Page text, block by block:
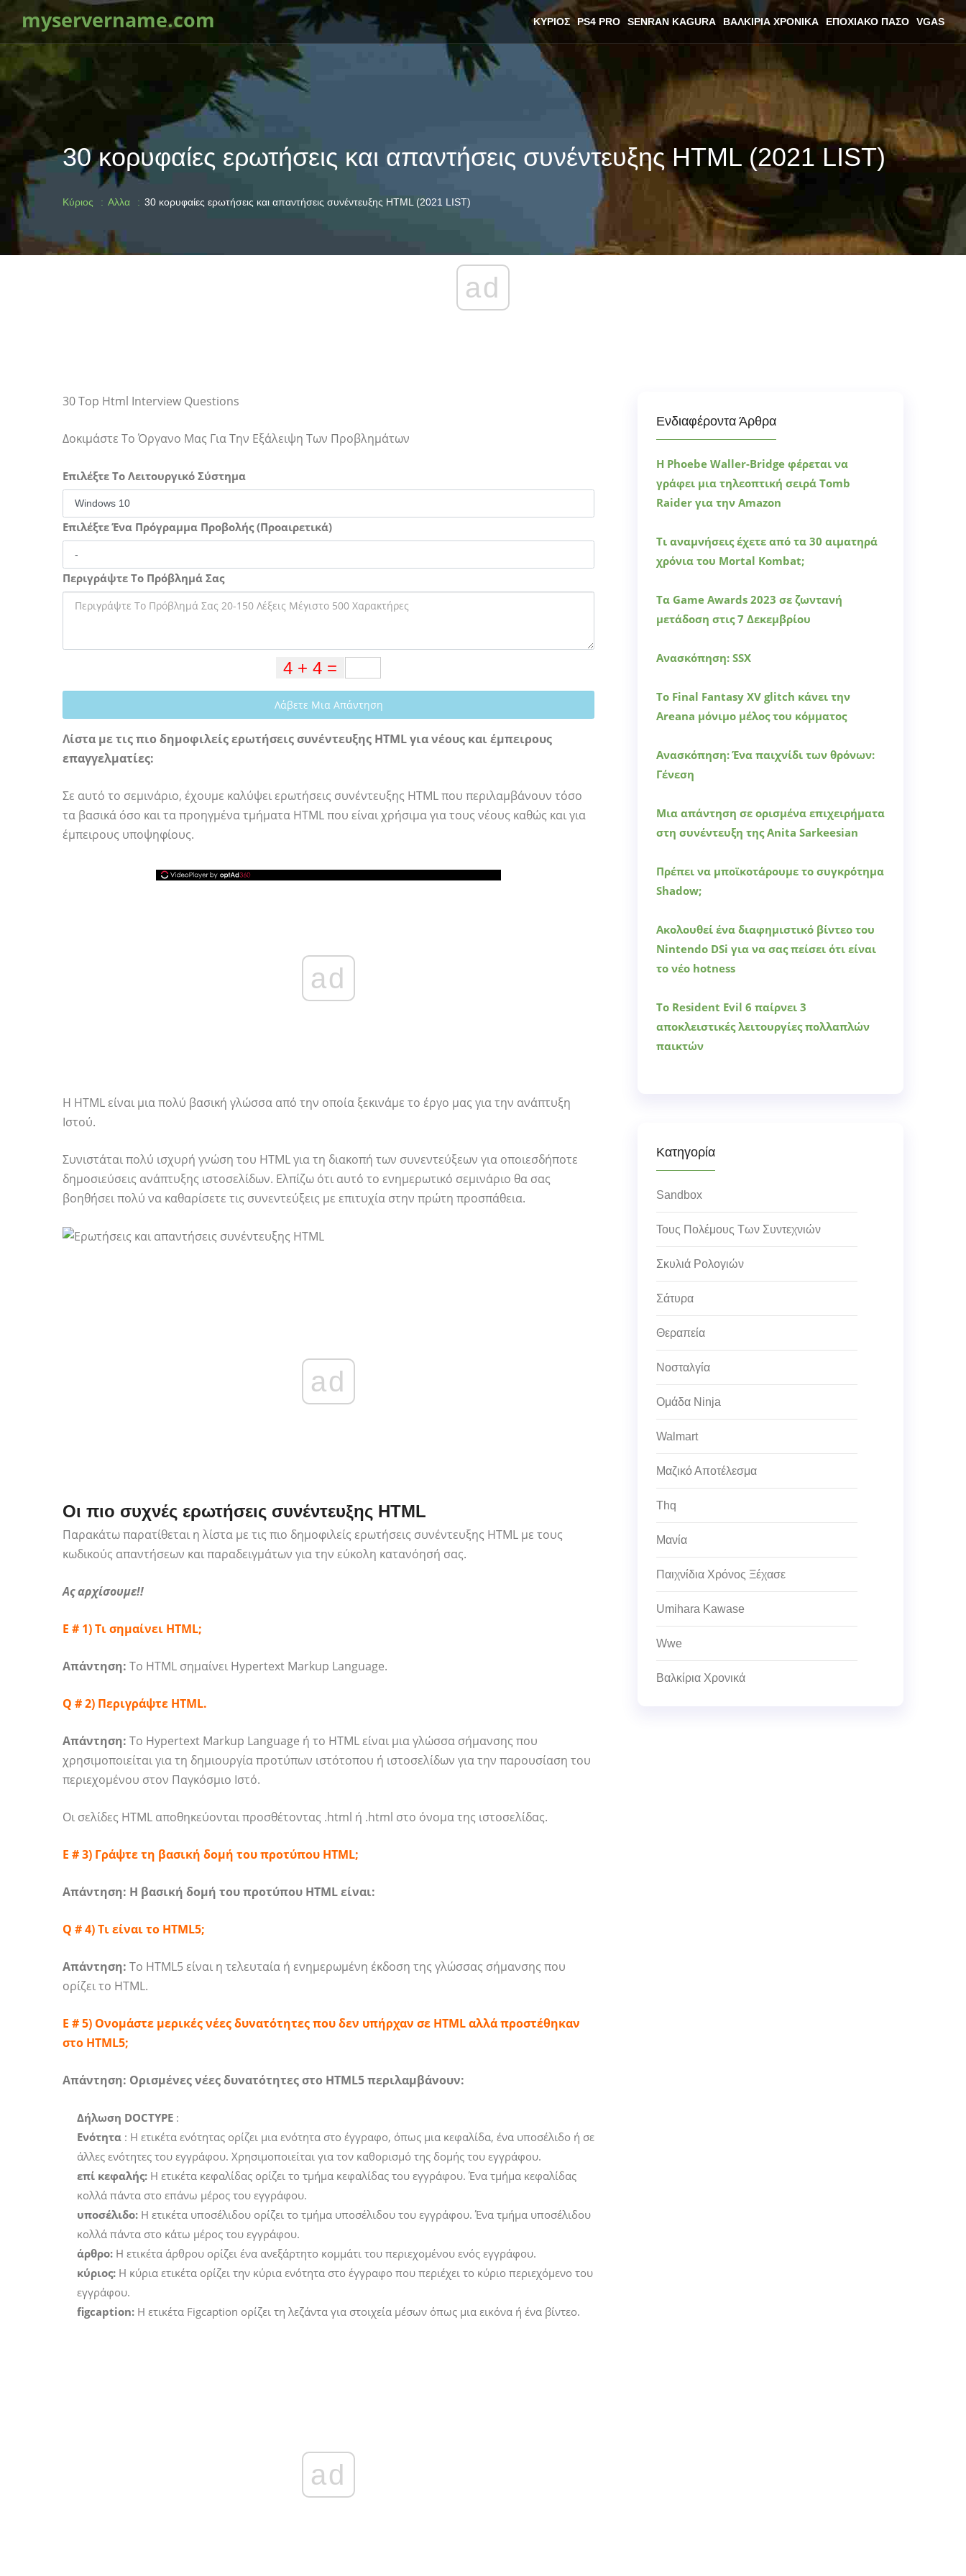
myservername.com ΚΎΡΙΟΣ PS4 PRO SENRAN KAGURA ΒΑΛΚΊΡΙΑ ΧΡΟΝΙΚΆ ΕΠΟΧΙΑΚΌ ΠΆΣΟ VGAS
30 κορυφαίες ερωτήσεις και απαντήσεις συνέντευξης HTML (2021 LIST)
Κύριος Αλλα 30 κορυφαίες ερωτήσεις και απαντήσεις συνέντευξης HTML (2021 LIST)
ad
30 Top Html Interview Questions
Δοκιμάστε Το Όργανο Μας Για Την Εξάλειψη Των Προβλημάτων
Επιλέξτε Το Λειτουργικό Σύστημα
Επιλέξτε Ένα Πρόγραμμα Προβολής (Προαιρετικά)
Περιγράψτε Το Πρόβλημά Σας
Λάβετε Μια Απάντηση
Λίστα με τις πιο δημοφιλείς ερωτήσεις συνέντευξης HTML για νέους και έμπειρους
επαγγελματίες:
Σε αυτό το σεμινάριο, έχουμε καλύψει ερωτήσεις συνέντευξης HTML που περιλαμβάνουν τόσο
τα βασικά όσο και τα προηγμένα τμήματα HTML που είναι χρήσιμα για τους νέους καθώς και για
έμπειρους υποψηφίους.
ad
Η HTML είναι μια πολύ βασική γλώσσα από την οποία ξεκινάμε το έργο μας για την ανάπτυξη
Ιστού.
Συνιστάται πολύ ισχυρή γνώση του HTML για τη διακοπή των συνεντεύξεων για οποιεσδήποτε
δημοσιεύσεις ανάπτυξης ιστοσελίδων. Ελπίζω ότι αυτό το ενημερωτικό σεμινάριο θα σας
βοηθήσει πολύ να καθαρίσετε τις συνεντεύξεις με επιτυχία στην πρώτη προσπάθεια.
ad
Οι πιο συχνές ερωτήσεις συνέντευξης HTML
Παρακάτω παρατίθεται η λίστα με τις πιο δημοφιλείς ερωτήσεις συνέντευξης HTML με τους
κωδικούς απαντήσεων και παραδειγμάτων για την εύκολη κατανόησή σας.
Ας αρχίσουμε!!
Ε # 1) Τι σημαίνει HTML;
Απάντηση: Το HTML σημαίνει Hypertext Markup Language.
Q # 2) Περιγράψτε HTML.
Απάντηση: Το Hypertext Markup Language ή το HTML είναι μια γλώσσα σήμανσης που
χρησιμοποιείται για τη δημιουργία προτύπων ιστότοπου ή ιστοσελίδων για την παρουσίαση του
περιεχομένου στον Παγκόσμιο Ιστό.
Οι σελίδες HTML αποθηκεύονται προσθέτοντας .html ή .html στο όνομα της ιστοσελίδας.
Ε # 3) Γράψτε τη βασική δομή του προτύπου HTML;
Απάντηση: Η βασική δομή του προτύπου HTML είναι:
Q # 4) Τι είναι το HTML5;
Απάντηση: Το HTML5 είναι η τελευταία ή ενημερωμένη έκδοση της γλώσσας σήμανσης που
ορίζει το HTML.
Ε # 5) Ονομάστε μερικές νέες δυνατότητες που δεν υπήρχαν σε HTML αλλά προστέθηκαν
στο HTML5;
Απάντηση: Ορισμένες νέες δυνατότητες στο HTML5 περιλαμβάνουν:
Δήλωση DOCTYPE :
Ενότητα : Η ετικέτα ενότητας ορίζει μια ενότητα στο έγγραφο, όπως μια κεφαλίδα, ένα υποσέλιδο ή σε
άλλες ενότητες του εγγράφου. Χρησιμοποιείται για τον καθορισμό της δομής του εγγράφου.
επί κεφαλής: Η ετικέτα κεφαλίδας ορίζει το τμήμα κεφαλίδας του εγγράφου. Ένα τμήμα κεφαλίδας
κολλά πάντα στο επάνω μέρος του εγγράφου.
υποσέλιδο: Η ετικέτα υποσέλιδου ορίζει το τμήμα υποσέλιδου του εγγράφου. Ένα τμήμα υποσέλιδου
κολλά πάντα στο κάτω μέρος του εγγράφου.
άρθρο: Η ετικέτα άρθρου ορίζει ένα ανεξάρτητο κομμάτι του περιεχομένου ενός εγγράφου.
κύριος: Η κύρια ετικέτα ορίζει την κύρια ενότητα στο έγγραφο που περιέχει το κύριο περιεχόμενο του
εγγράφου.
figcaption: Η ετικέτα Figcaption ορίζει τη λεζάντα για στοιχεία μέσων όπως μια εικόνα ή ένα βίντεο.
ad
Ενδιαφέροντα Άρθρα
Η Phoebe Waller-Bridge φέρεται να
γράφει μια τηλεοπτική σειρά Tomb
Raider για την Amazon
Τι αναμνήσεις έχετε από τα 30 αιματηρά
χρόνια του Mortal Kombat;
Τα Game Awards 2023 σε ζωντανή
μετάδοση στις 7 Δεκεμβρίου
Ανασκόπηση: SSX
Το Final Fantasy XV glitch κάνει την
Areana μόνιμο μέλος του κόμματος
Ανασκόπηση: Ένα παιχνίδι των θρόνων:
Γένεση
Μια απάντηση σε ορισμένα επιχειρήματα
στη συνέντευξη της Anita Sarkeesian
Πρέπει να μποϊκοτάρουμε το συγκρότημα
Shadow;
Ακολουθεί ένα διαφημιστικό βίντεο του
Nintendo DSi για να σας πείσει ότι είναι
το νέο hotness
Το Resident Evil 6 παίρνει 3
αποκλειστικές λειτουργίες πολλαπλών
παικτών
Κατηγορία
Sandbox
Τους Πολέμους Των Συντεχνιών
Σκυλιά Ρολογιών
Σάτυρα
Θεραπεία
Νοσταλγία
Ομάδα Ninja
Walmart
Μαζικό Αποτέλεσμα
Thq
Μανία
Παιχνίδια Χρόνος Ξέχασε
Umihara Kawase
Wwe
Βαλκίρια Χρονικά